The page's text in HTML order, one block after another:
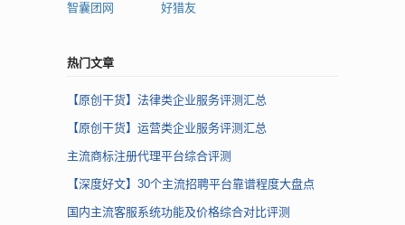
智囊团网
好猎友
热门文章
【原创干货】法律类企业服务评测汇总
【原创干货】运营类企业服务评测汇总
主流商标注册代理平台综合评测
【深度好文】30个主流招聘平台靠谱程度大盘点
国内主流客服系统功能及价格综合对比评测